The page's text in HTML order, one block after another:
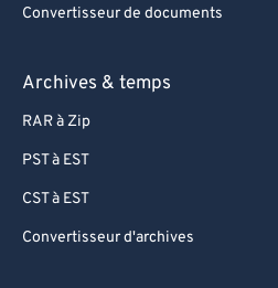
Convertisseur de documents
Archives & temps
RAR à Zip
PST à EST
CST à EST
Convertisseur d'archives